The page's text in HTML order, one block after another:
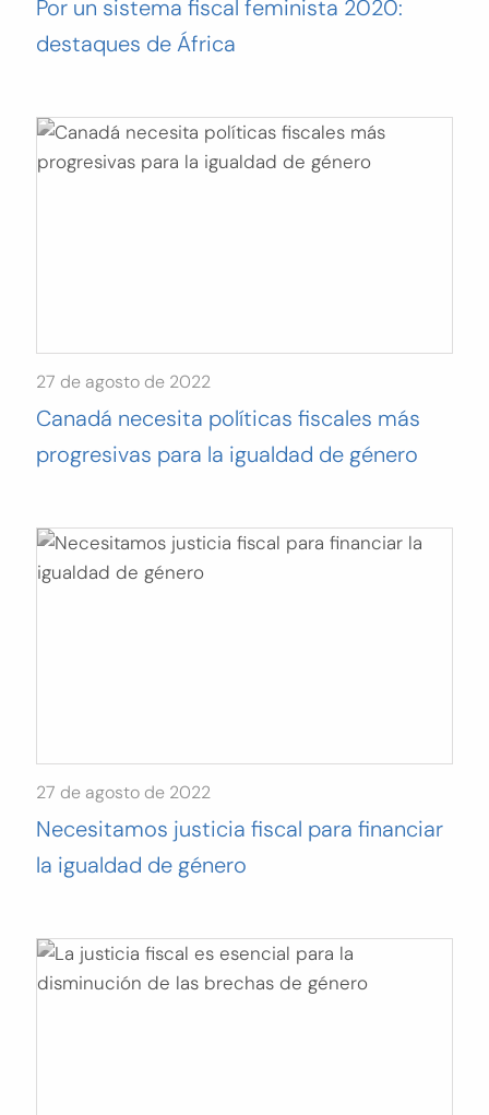
Por un sistema fiscal feminista 2020:
destaques de África
27 de agosto de 2022
Canadá necesita políticas fiscales más
progresivas para la igualdad de género
27 de agosto de 2022
Necesitamos justicia fiscal para financiar
la igualdad de género